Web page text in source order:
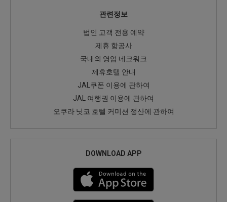
관련정보
법인 고객 전용 예약
제휴 항공사
국내외 영업 네크워크
제휴호텔 안내
JAL쿠폰 이용에 관하여
JAL 여행권 이용에 관하여
오쿠라 닛코 호텔 커미션 정산에 관하여
DOWNLOAD APP